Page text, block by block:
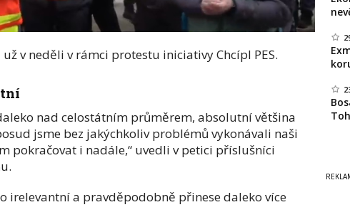
v neděli v rámci protestu iniciativy Chcípl PES.
nad celostátním průměrem, absolutní většina
jsme bez jakýchkoliv problémů vykonávali naši
pokračovat i nadále,“ uvedli v petici příslušníci
irelevantní a pravděpodobně přinese daleko více